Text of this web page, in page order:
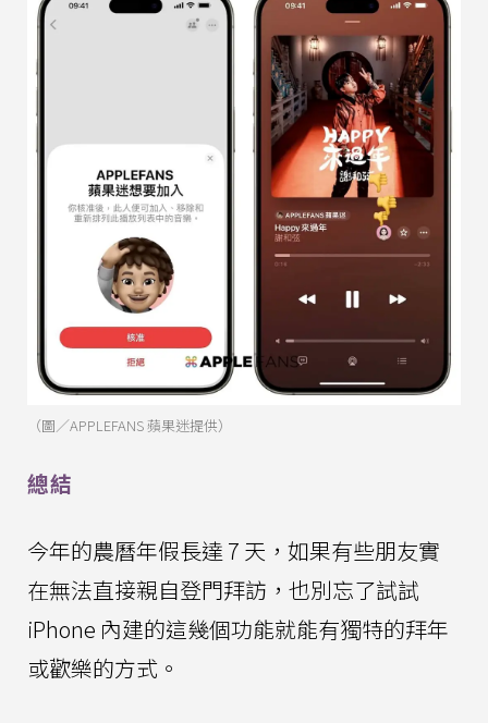
（圖／APPLEFANS 蘋果迷提供）
總結
今年的農曆年假長達 7 天，如果有些朋友實
在無法直接親自登門拜訪，也別忘了試試
iPhone 內建的這幾個功能就能有獨特的拜年
或歡樂的方式。